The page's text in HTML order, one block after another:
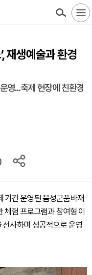
재생예술과 환경
영...축제 현장에 친환경
기간 운영된 음성군품바재
체험 프로그램과 참여형 이
사하며 성공적으로 운영